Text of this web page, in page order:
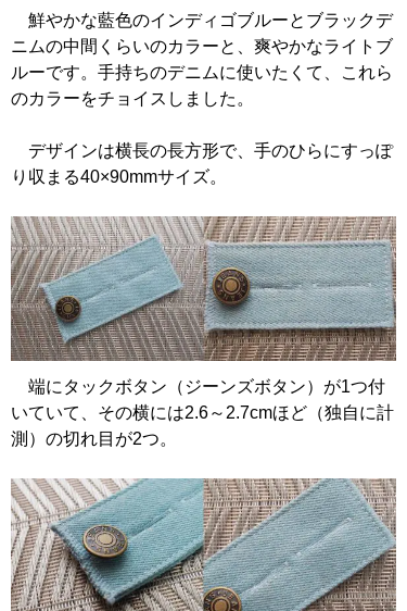
鮮やかな藍色のインディゴブルーとブラックデ
ニムの中間くらいのカラーと、爽やかなライトブ
ルーです。手持ちのデニムに使いたくて、これら
のカラーをチョイスしました。
デザインは横長の長方形で、手のひらにすっぽ
り収まる40×90mmサイズ。
端にタックボタン（ジーンズボタン）が1つ付
いていて、その横には2.6～2.7cmほど（独自に計
測）の切れ目が2つ。